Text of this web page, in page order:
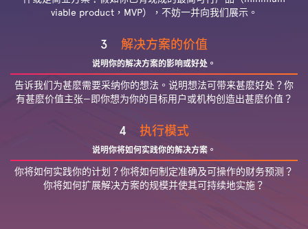
viable product，MVP），不妨一并向我们展示。
3 解决方案的价值
说明你的解决方案的影响或好处。
告诉我们为甚麽需要采纳你的想法。说明想法可带来甚麽好处？你
有甚麽价值主张—即你想为你的目标用户或机构创造出甚麽价值？
4 执行模式
说明你将如何实践你的解决方案。
你将如何实践你的计划？你将如何制定准确及可操作的财务预测？
你将如何扩展解决方案的规模并使其可持续地实施？